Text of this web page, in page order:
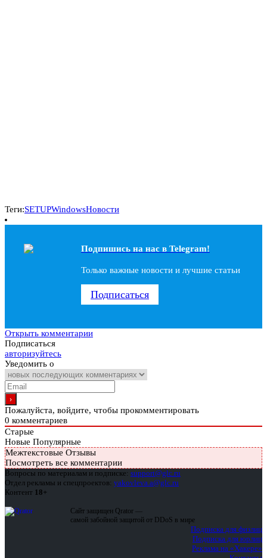
Теги:SETUPWindowsНовости
Подпишись на наc в Telegram!
Только важные новости и лучшие статьи
Подписаться
Открыть комментарии
Подписаться
авторизуйтесь
Уведомить о
Пожалуйста, войдите, чтобы прокомментировать
0 комментариев
Старые
Новые Популярные
Межтекстовые Отзывы
Посмотреть все комментарии
Вопросы по материалам и подписке: support@glc.ru
Отдел рекламы и спецпроектов: yakovleva.a@glc.ru
Контент 18+
Сайт защищен Qrator —
самой забойной защитой от DDoS в мире
Подписка для физлиц
Подписка для юрлиц
Реклама на «Хакере»